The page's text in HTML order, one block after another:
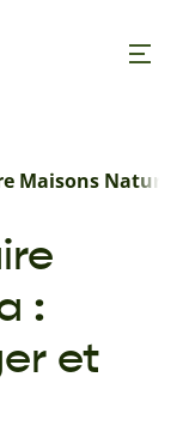
:
et
Maisons